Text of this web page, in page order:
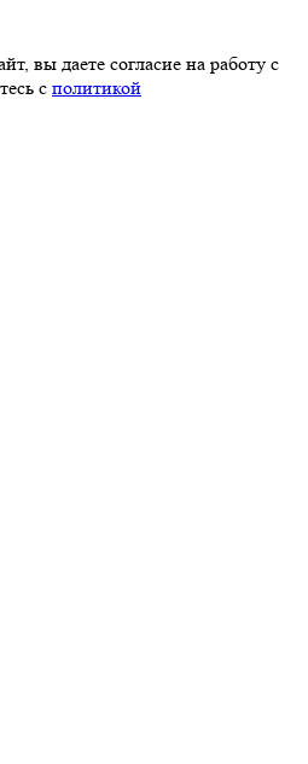
вы даете согласие на работу с
с политикой